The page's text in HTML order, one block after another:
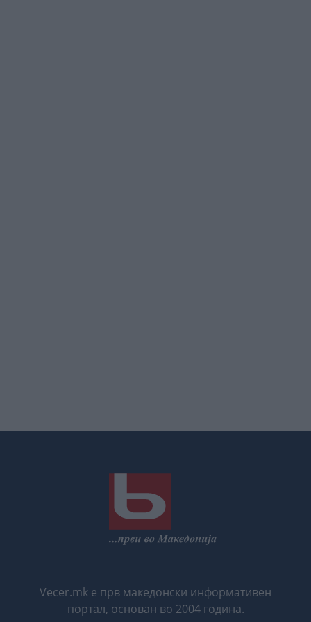
Vecer.mk е прв македонски информативен
портал, основан во 2004 година.